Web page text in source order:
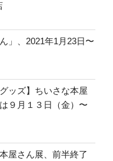
」、2021年1月23日〜
ッズ】ちいさな本屋
９月１３日（金）〜
屋さん展、前半終了